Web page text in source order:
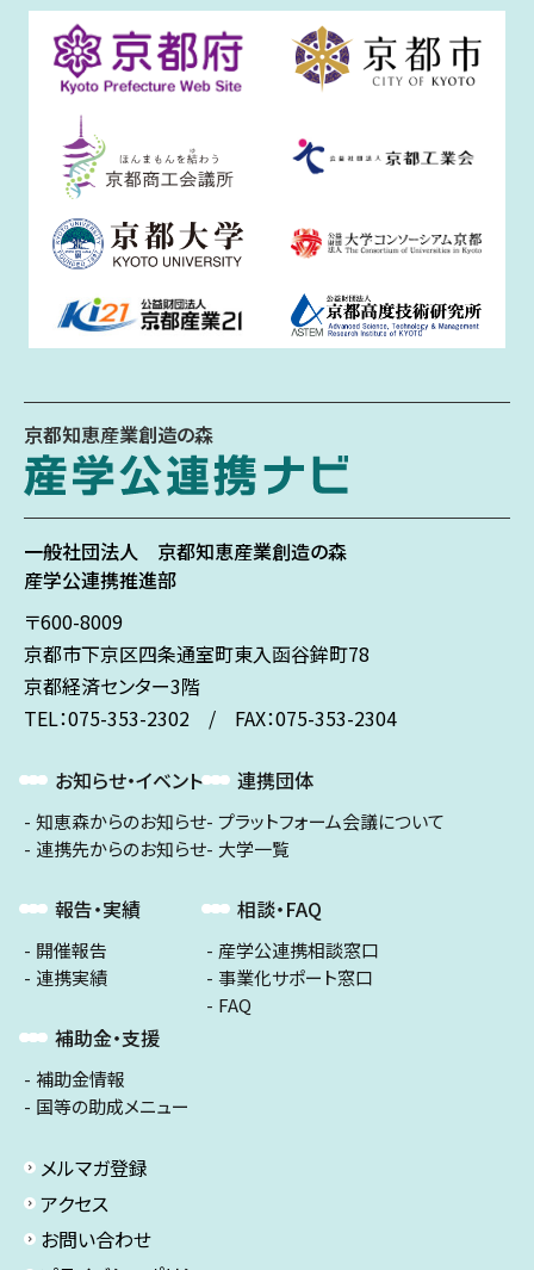
京都知恵産業創造の森
一般社団法人 京都知恵産業創造の森
産学公連携推進部
〒600-8009
京都市下京区四条通室町東入函谷鉾町78
京都経済センター3階
TEL：075-353-2302 / FAX：075-353-2304
お知らせ・イベント
知恵森からのお知らせ
連携先からのお知らせ
報告・実績
開催報告
連携実績
補助金・支援
補助金情報
国等の助成メニュー
連携団体
プラットフォーム会議について
大学一覧
相談・FAQ
産学公連携相談窓口
事業化サポート窓口
FAQ
メルマガ登録
アクセス
お問い合わせ